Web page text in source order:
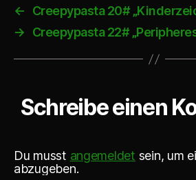
P
y
←
Creepypasta 20#
→
Creepypasta 22#
Schreibe einen
Du musst angemeldet sein, um
abzugeben.